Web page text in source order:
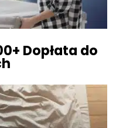
Dopłata do